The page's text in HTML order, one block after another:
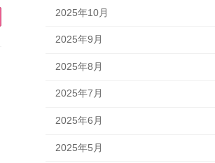
2025年10月
2025年9月
2025年8月
2025年7月
2025年6月
2025年5月